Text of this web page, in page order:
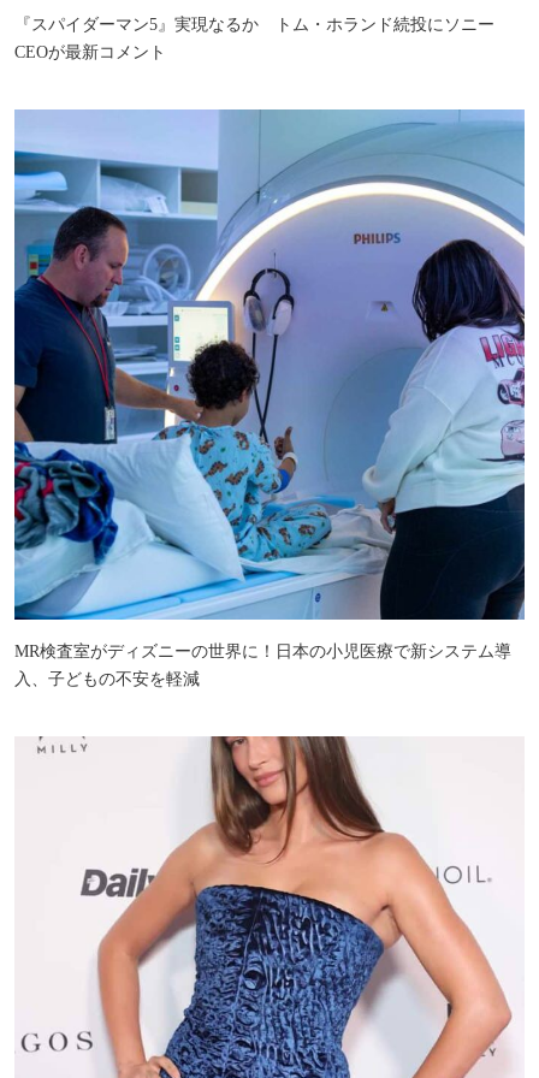
『スパイダーマン5』実現なるか トム・ホランド続投にソニー
CEOが最新コメント
MR検査室がディズニーの世界に！日本の小児医療で新システム導
入、子どもの不安を軽減